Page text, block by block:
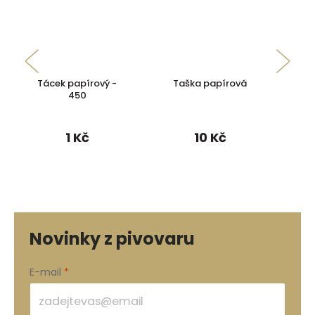
Tácek papírový -
450
1 Kč
Taška papírová
10 Kč
Novinky z pivovaru
E-mail